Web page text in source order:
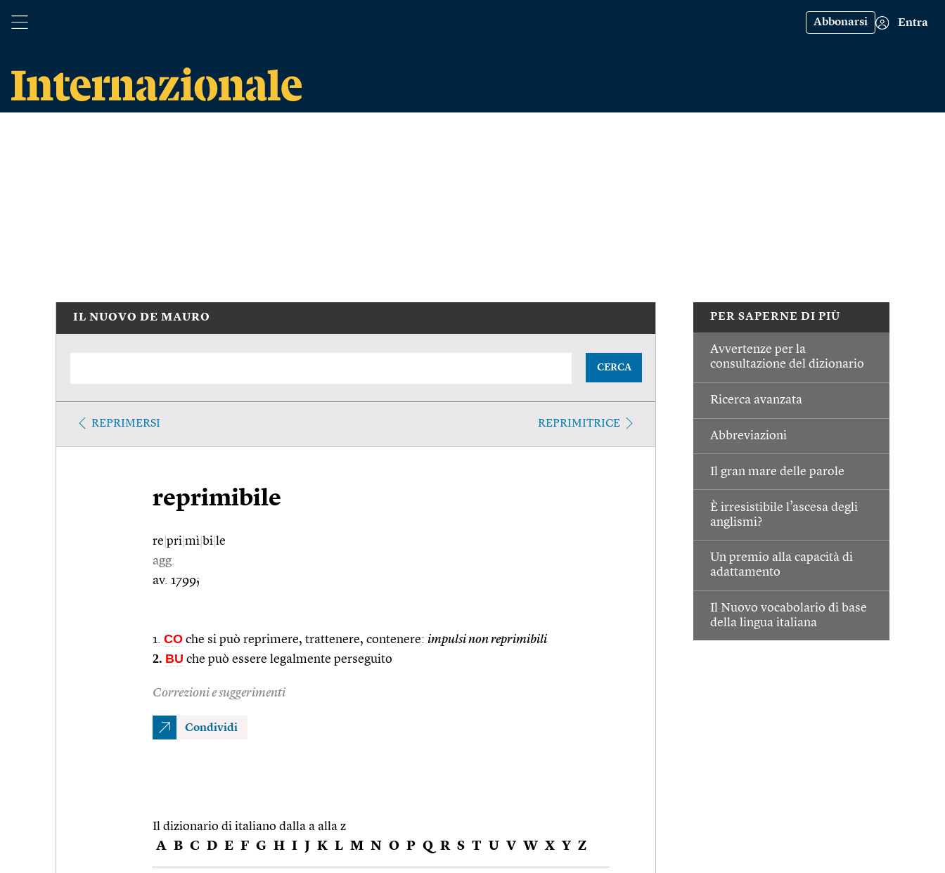
Abbonarsi Entra
PER SAPERNE DI PIÙ
Avvertenze per la
consultazione del dizionario
Ricerca avanzata
Abbreviazioni
Il gran mare delle parole
È irresistibile l’ascesa degli
anglismi?
Un premio alla capacità di
adattamento
Il Nuovo vocabolario di base
della lingua italiana
IL NUOVO DE MAURO
CERCA
REPRIMERSI REPRIMITRICE
reprimibile
re pri mì bi le
agg.
av. 1799;
1. CO che si può reprimere, trattenere, contenere: impulsi non reprimibili
2. BU che può essere legalmente perseguito
Correzioni e suggerimenti
Condividi
Il dizionario di italiano dalla a alla z
A B C D E F G H I J K L M N O P Q R S T U V W X Y Z